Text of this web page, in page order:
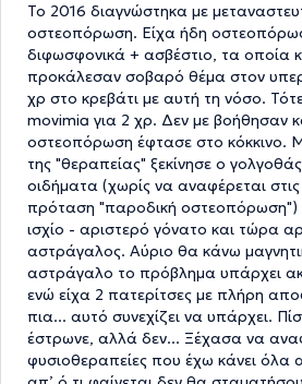
Το 2016 διαγνώστηκα με
οστεοπόρωση. Είχα ήδη
διφωσφονικά + ασβέστιο, τα οποία
προκάλεσαν σοβαρό θέμα στον
χρ στο κρεβάτι με αυτή τη νόσο. Τότε
movimia για 2 χρ. Δεν με βοήθησαν
οστεοπόρωση έφτασε στο κόκκινο.
της "θεραπείας" ξεκίνησε ο
οιδήματα (χωρίς να αναφέρεται στις
πρόταση "παροδική οστεοπόρωση")
ισχίο - αριστερό γόνατο και τώρα
αστράγαλος. Αύριο θα κάνω
αστράγαλο το πρόβλημα υπάρχει
ενώ είχα 2 πατερίτσες με πλήρη
πια... αυτό συνεχίζει να υπάρχει.
έστρωνε, αλλά δεν... Ξέχασα να
φυσιοθεραπείες που έχω κάνει όλα